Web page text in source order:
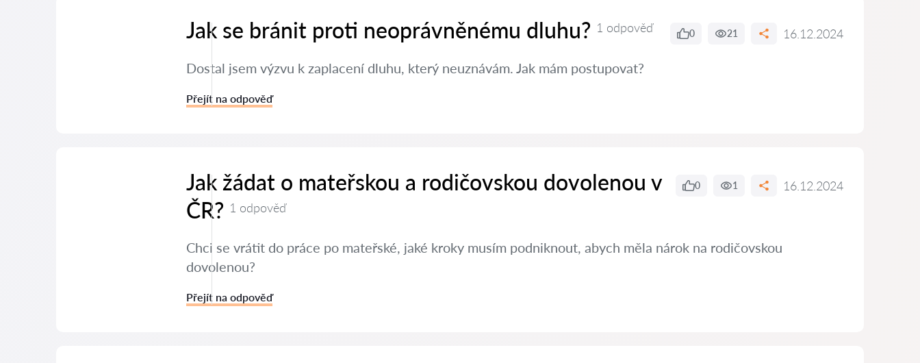
Jak se bránit proti neoprávněnému dluhu? 1 odpověď 0 21 16.12.2024
Dostal jsem výzvu k zaplacení dluhu, který neuznávám. Jak mám postupovat?
Přejít na odpověď
Jak žádat o mateřskou a rodičovskou dovolenou v
ČR? 1 odpověď
0 1 16.12.2024
Chci se vrátit do práce po mateřské, jaké kroky musím podniknout, abych měla nárok na rodičovskou
dovolenou?
Přejít na odpověď